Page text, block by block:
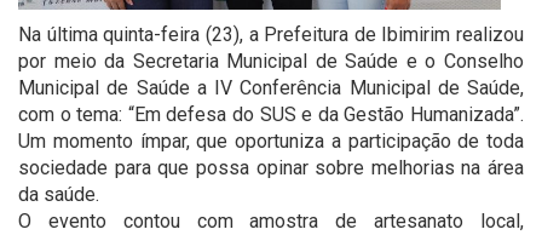
Na última quinta-feira (23), a Prefeitura de Ibimirim realizou
por meio da Secretaria Municipal de Saúde e o Conselho
Municipal de Saúde a IV Conferência Municipal de Saúde,
com o tema: “Em defesa do SUS e da Gestão Humanizada”.
Um momento ímpar, que oportuniza a participação de toda
sociedade para que possa opinar sobre melhorias na área
da saúde.
O evento contou com amostra de artesanato local,